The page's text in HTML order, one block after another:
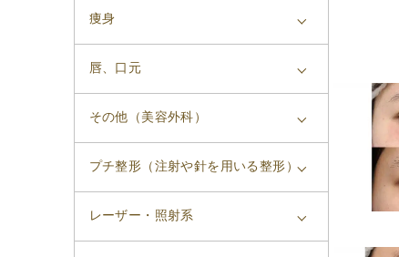
痩身
唇、口元
その他（美容外科）
プチ整形（注射や針を用いる整形）
レーザー・照射系